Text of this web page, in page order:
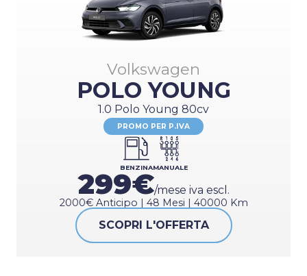
Volkswagen
POLO YOUNG
1.0 Polo Young 80cv
PROMO PER P.IVA
BENZINAMANUALE
299€/mese iva escl.
2000€ Anticipo | 48 Mesi | 40000 Km
SCOPRI L'OFFERTA